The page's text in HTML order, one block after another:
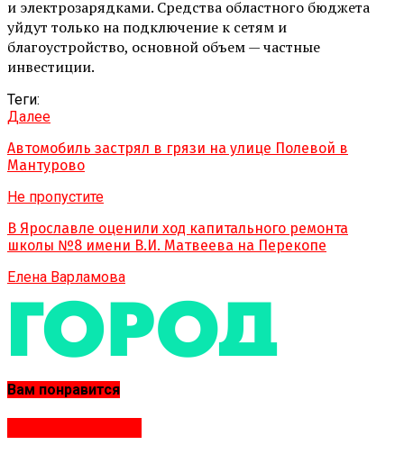
и электрозарядками. Средства областного бюджета
уйдут только на подключение к сетям и
благоустройство, основной объем — частные
инвестиции.
Теги:
Далее
Автомобиль застрял в грязи на улице Полевой в
Мантурово
Не пропустите
В Ярославле оценили ход капитального ремонта
школы №8 имени В.И. Матвеева на Перекопе
Елена Варламова
Вам понравится